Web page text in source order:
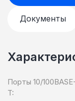
Документы
Порты 10/
T: